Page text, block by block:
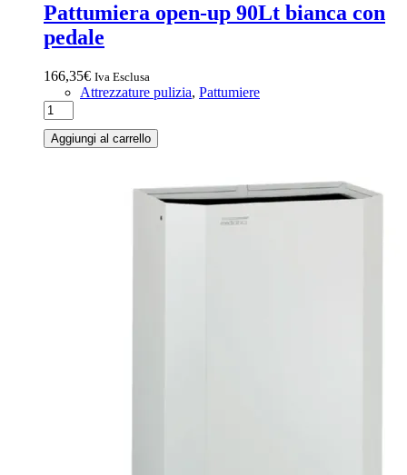
Pattumiera open-up 90Lt bianca con
pedale
166,35€ Iva Esclusa
Attrezzature pulizia, Pattumiere
Aggiungi al carrello